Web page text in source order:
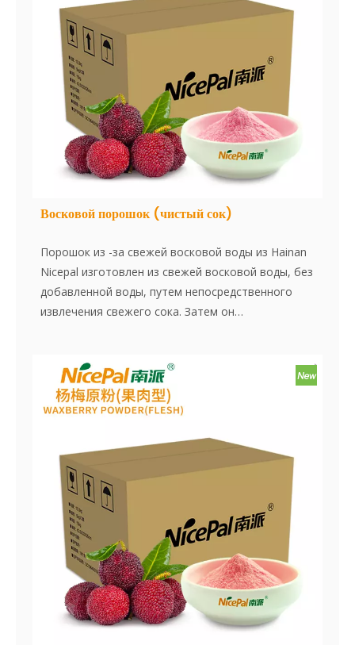
Восковой порошок (чистый сок)
Порошок из -за свежей восковой воды из Hainan
Nicepal изготовлен из свежей восковой воды, без
добавленной воды, путем непосредственного
извлечения свежего сока. Затем он
эффективно сохраняя содержание питания и
аромат восковой части. Порошок растворяется
мгновенно, удобен в использовании и является
нет сущности.